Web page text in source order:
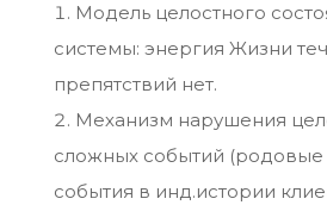
Модель целостного
системы: энергия Жизни
препятствий нет.
Механизм нарушения
сложных событий (родовые
события в инд.истории